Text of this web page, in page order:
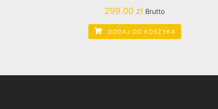
299.00 zł Brutto
DODAJ DO KOSZYKA